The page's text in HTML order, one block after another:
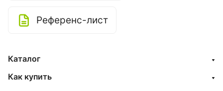
Референс-лист
Каталог
Как купить